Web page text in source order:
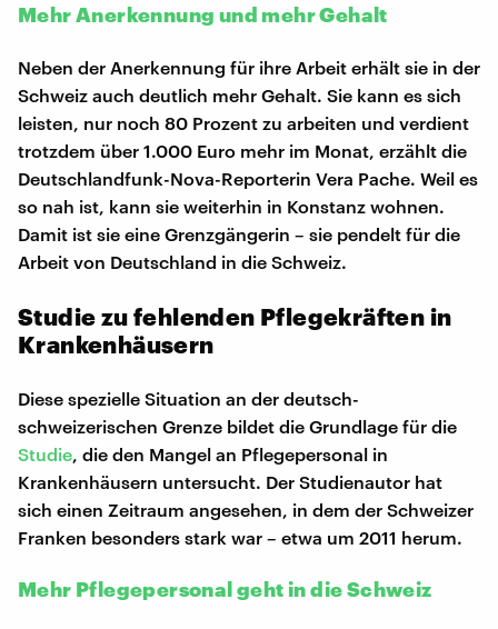
Mehr Anerkennung und mehr Gehalt
Neben der Anerkennung für ihre Arbeit erhält sie in der
Schweiz auch deutlich mehr Gehalt. Sie kann es sich
leisten, nur noch 80 Prozent zu arbeiten und verdient
trotzdem über 1.000 Euro mehr im Monat, erzählt die
Deutschlandfunk-Nova-Reporterin Vera Pache. Weil es
so nah ist, kann sie weiterhin in Konstanz wohnen.
Damit ist sie eine Grenzgängerin – sie pendelt für die
Arbeit von Deutschland in die Schweiz.
Studie zu fehlenden Pflegekräften in
Krankenhäusern
Diese spezielle Situation an der deutsch-
schweizerischen Grenze bildet die Grundlage für die
Studie , die den Mangel an Pflegepersonal in
Krankenhäusern untersucht. Der Studienautor hat
sich einen Zeitraum angesehen, in dem der Schweizer
Franken besonders stark war – etwa um 2011 herum.
Mehr Pflegepersonal geht in die Schweiz